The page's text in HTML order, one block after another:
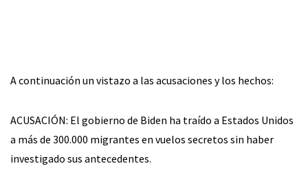
A continuación un vistazo a las acusaciones y los hechos:
ACUSACIÓN: El gobierno de Biden ha traído a Estados Unidos
a más de 300.000 migrantes en vuelos secretos sin haber
investigado sus antecedentes.